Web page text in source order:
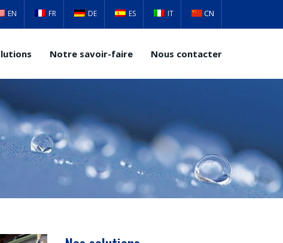
EN FR DE ES IT CN
Notre savoir-faire Nous contacter